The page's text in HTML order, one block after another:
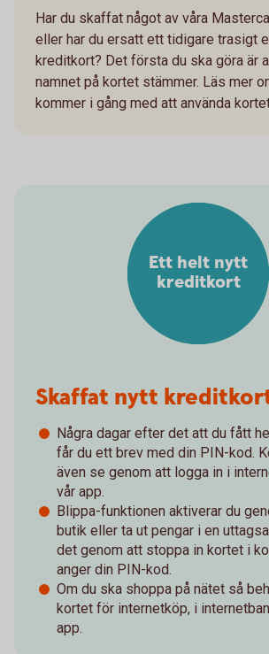
Har du skaffat något av våra
eller har du ersatt ett tidigare trasigt
kreditkort? Det första du ska göra är
namnet på kortet stämmer. Läs mer
kommer i gång med att använda
Ett helt nytt
kreditkort
Skaffat nytt
Några dagar efter det att du fått
får du ett brev med din PIN-kod.
även se genom att logga in i
vår app.
Blippa-funktionen aktiverar du
butik eller ta ut pengar i en
det genom att stoppa in kortet i
anger din PIN-kod.
Om du ska shoppa på nätet så
kortet för internetköp, i
app.